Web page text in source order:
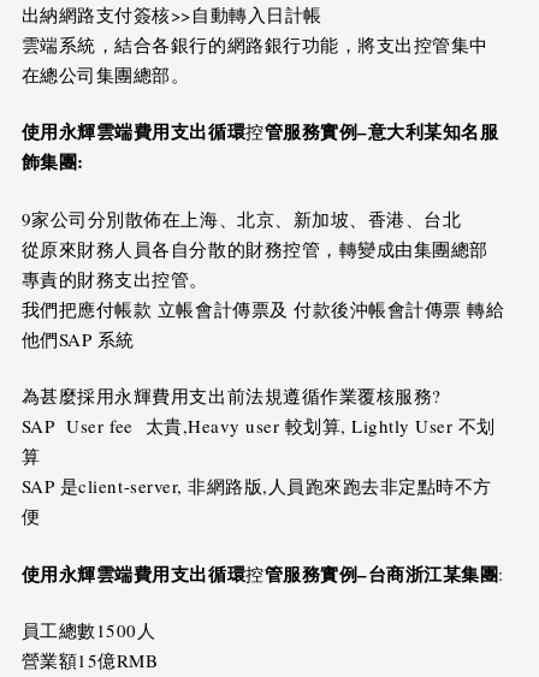
出納網路支付簽核>>自動轉入日計帳
雲端系統，結合各銀行的網路銀行功能，將支出控管集中
在總公司集團總部。
使用永輝雲端費用支出循環控管服務實例–意大利某知名服
飾集團:
9家公司分別散佈在上海、北京、新加坡、香港、台北
從原來財務人員各自分散的財務控管，轉變成由集團總部
專責的財務支出控管。
我們把應付帳款 立帳會計傳票及 付款後沖帳會計傳票 轉給
他們SAP 系統
為甚麼採用永輝費用支出前法規遵循作業覆核服務?
SAP User fee 太貴,Heavy user 較划算, Lightly User 不划
算
SAP 是client-server, 非網路版,人員跑來跑去非定點時不方
便
使用永輝雲端費用支出循環控管服務實例–台商浙江某集團:
員工總數1500人
營業額15億RMB